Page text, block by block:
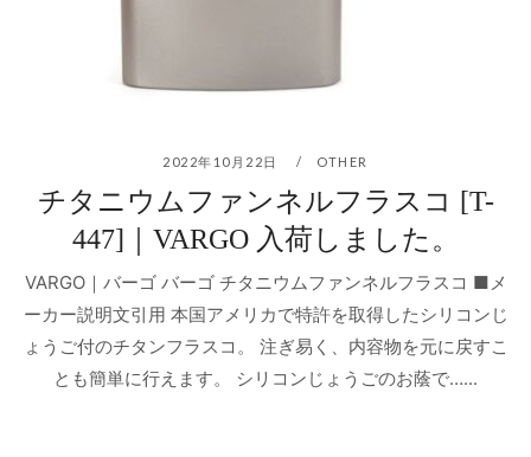
2022年10月22日 OTHER
チタニウムファンネルフラスコ [T-
447]｜VARGO 入荷しました。
VARGO｜バーゴ バーゴ チタニウムファンネルフラスコ ■メ
ーカー説明文引用 本国アメリカで特許を取得したシリコンじ
ょうご付のチタンフラスコ。 注ぎ易く、内容物を元に戻すこ
とも簡単に行えます。 シリコンじょうごのお蔭で…...